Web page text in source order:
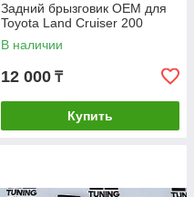
Задний брызговик OEM для
Toyota Land Cruiser 200
В наличии
12 000 ₸
Купить